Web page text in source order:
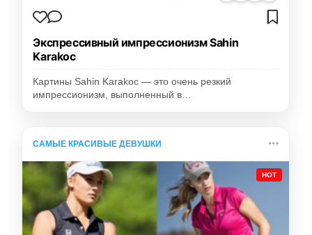
Экспрессивный импрессионизм Sahin
Karakoc
Картины Sahin Karakoc — это очень резкий
импрессионизм, выполненный в…
САМЫЕ КРАСИВЫЕ ДЕВУШКИ
HOT